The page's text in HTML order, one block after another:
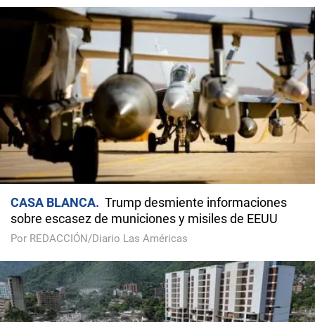
CASA BLANCA
Trump desmiente informaciones
sobre escasez de municiones y misiles de EEUU
Por REDACCIÓN/Diario Las Américas